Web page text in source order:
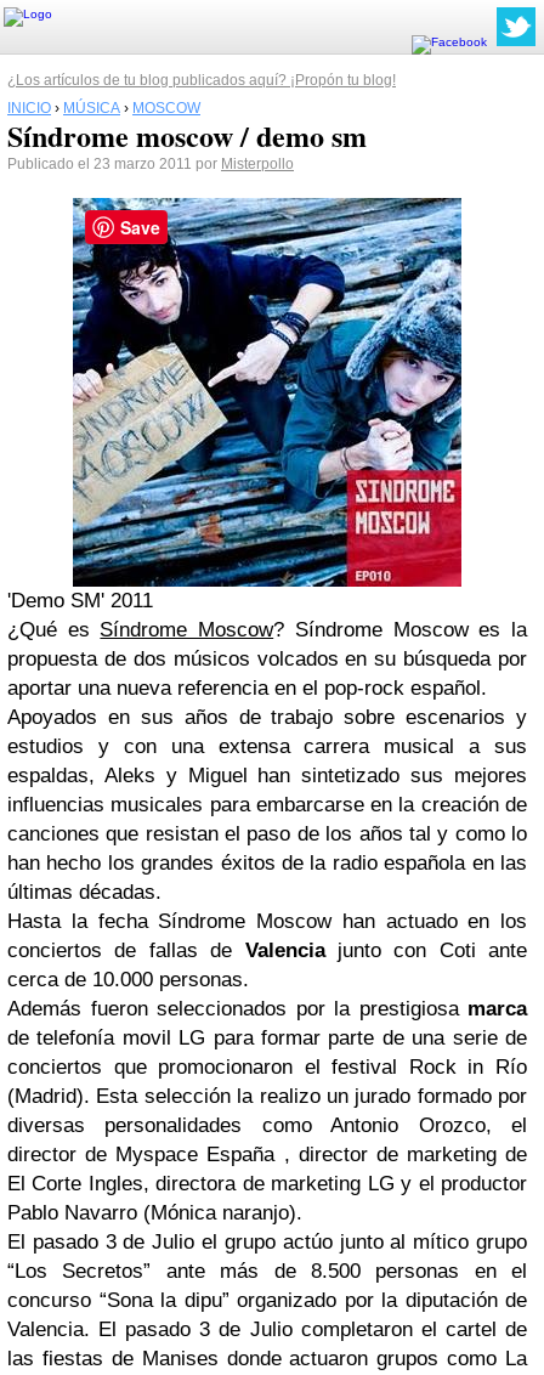
¿Los artículos de tu blog publicados aquí? ¡Propón tu blog!
INICIO › MÚSICA › MOSCOW
Síndrome moscow / demo sm
Publicado el 23 marzo 2011 por Misterpollo
'Demo SM' 2011
¿Qué es Síndrome Moscow? Síndrome Moscow es la
propuesta de dos músicos volcados en su búsqueda por
aportar una nueva referencia en el pop-rock español.
Apoyados en sus años de trabajo sobre escenarios y
estudios y con una extensa carrera musical a sus
espaldas, Aleks y Miguel han sintetizado sus mejores
influencias musicales para embarcarse en la creación de
canciones que resistan el paso de los años tal y como lo
han hecho los grandes éxitos de la radio española en las
últimas décadas.
Hasta la fecha Síndrome Moscow han actuado en los
conciertos de fallas de Valenciajunto con Coti ante
cerca de 10.000 personas.
Además fueron seleccionados por la prestigiosa marca
de telefonía movil LG para formar parte de una serie de
conciertos que promocionaron el festival Rock in Río
(Madrid). Esta selección la realizo un jurado formado por
diversas personalidades como Antonio Orozco, el
director de Myspace España , director de marketing de
El Corte Ingles, directora de marketing LG y el productor
Pablo Navarro (Mónica naranjo).
El pasado 3 de Julio el grupo actúo junto al mítico grupo
“Los Secretos” ante más de 8.500 personas en el
concurso “Sona la dipu” organizado por la diputación de
Valencia. El pasado 3 de Julio completaron el cartel de
las fiestas de Manises donde actuaron grupos como La
Save